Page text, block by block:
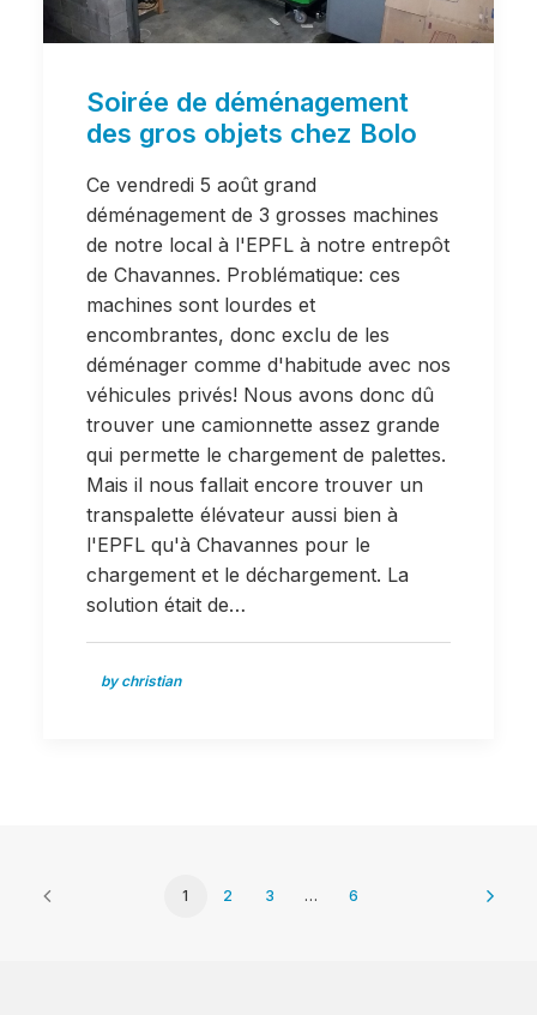
Soirée de déménagement
des gros objets chez Bolo
Ce vendredi 5 août grand
déménagement de 3 grosses machines
de notre local à l'EPFL à notre entrepôt
de Chavannes. Problématique: ces
machines sont lourdes et
encombrantes, donc exclu de les
déménager comme d'habitude avec nos
véhicules privés! Nous avons donc dû
trouver une camionnette assez grande
qui permette le chargement de palettes.
Mais il nous fallait encore trouver un
transpalette élévateur aussi bien à
l'EPFL qu'à Chavannes pour le
chargement et le déchargement. La
solution était de…
by christian
1 2 3 … 6